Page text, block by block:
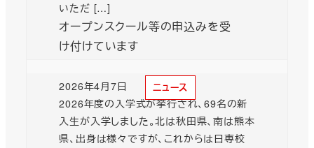
オープンスクール等の申込みを受
け付けています
いただ […]
ニュース
2026年度の入学式が挙行され、69名の新
入生が入学しました。北は秋田県、南は熊本
県、出身は様々ですが、これからは日専校
投稿日
2026年4月7日